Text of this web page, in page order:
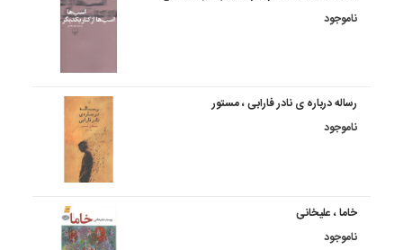
ناموجود
رساله درباره ی نادر فارابی ، مستور
ناموجود
خاما ، علیخانی
ناموجود